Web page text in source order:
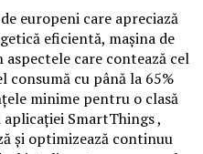
europeni care apreciază
eficientă, mașina de
aspectele care contează cel
consumă cu până la 65%
minime pentru o clasă
SmartThings ,
și optimizează continuu